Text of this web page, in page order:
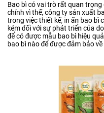
Bao bì có vai trò rất quan
chính vì thế, công ty sản xuất
trong việc thiết kế, in ấn bao bì
kém đối với sự phát triển của
để có được mẫu bao bì hiệu
bao bì nào để được đảm bảo